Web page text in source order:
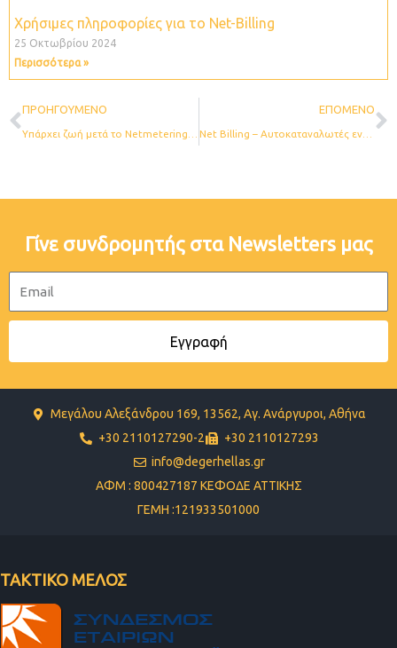
Χρήσιμες πληροφορίες για το Net-Billing
25 Οκτωβρίου 2024
Περισσότερα »
Prev
ΠΡΟΗΓΟΎΜΕΝΟ ΕΠΌΜΕΝΟ
Net Billing – Αυτοκαταναλωτές ενέργειας από ανανεώσιμες πηγές
Γίνε συνδρομητής στα Newsletters μας
Εγγραφή
Μεγάλου Αλεξάνδρου 169, 13562, Αγ. Ανάργυροι, Αθήνα
+30 2110127290-2
+30 2110127293
info@degerhellas.gr
ΑΦΜ : 800427187 ΚΕΦΟΔΕ ΑΤΤΙΚΗΣ
ΓΕΜΗ :121933501000
ΤΑΚΤΙΚΟ ΜΕΛΟΣ